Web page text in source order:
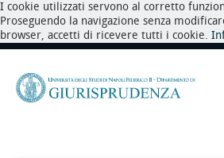
I cookie utilizzati servono al corretto
Proseguendo la navigazione senza
browser, accetti di ricevere tutti i cookie.